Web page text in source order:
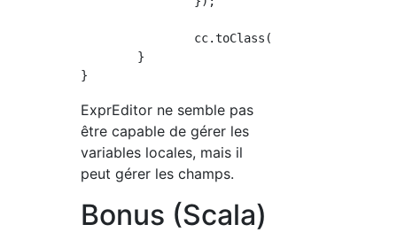
ExprEditor ne semble pas
être capable de gérer les
variables locales, mais il
peut gérer les champs.
Bonus (Scala)